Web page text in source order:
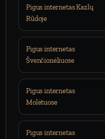
Pigus internetas Kazlų
Rūdoje
Pigus internetas
Švenčionėliuose
Pigus internetas
Molėtuose
Pigus internetas